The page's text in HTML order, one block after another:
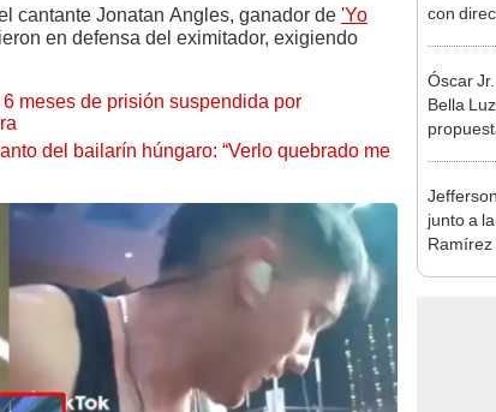
cantante Jonatan Angles, ganador de 'Yo
en defensa del eximitador, exigiendo
meses de prisión suspendida por
del bailarín húngaro: “Verlo quebrado me
con
bajo”
Óscar
Bella
tipo de
junto a
Ramírez